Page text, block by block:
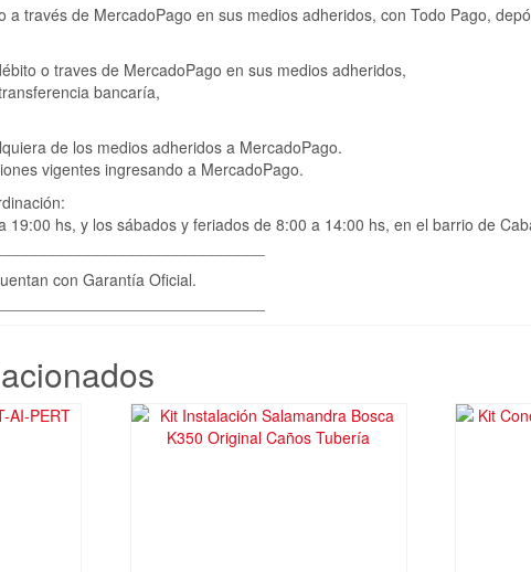
a través de MercadoPago en sus medios adheridos, con Todo Pago,
o traves de MercadoPago en sus medios adheridos,
bancaría,
de los medios adheridos a MercadoPago.
vigentes ingresando a MercadoPago.
19:00 hs, y los sábados y feriados de 8:00 a 14:00 hs, en el barrio de
con Garantía Oficial.